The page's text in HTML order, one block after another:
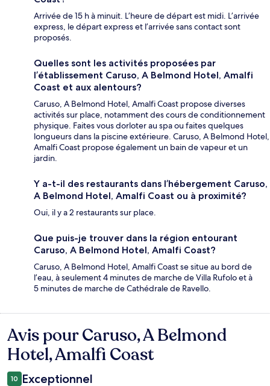
Arrivée de 15 h à minuit. L’heure de départ est midi. L’arrivée
express, le départ express et l’arrivée sans contact sont
proposés.
Quelles sont les activités proposées par
l’établissement Caruso, A Belmond Hotel, Amalfi
Coast et aux alentours?
Caruso, A Belmond Hotel, Amalfi Coast propose diverses
activités sur place, notamment des cours de conditionnement
physique. Faites vous dorloter au spa ou faites quelques
longueurs dans la piscine extérieure. Caruso, A Belmond Hotel,
Amalfi Coast propose également un bain de vapeur et un
jardin.
Y a-t-il des restaurants dans l’hébergement Caruso,
A Belmond Hotel, Amalfi Coast ou à proximité?
Oui, il y a 2 restaurants sur place.
Que puis-je trouver dans la région entourant
Caruso, A Belmond Hotel, Amalfi Coast?
Caruso, A Belmond Hotel, Amalfi Coast se situe au bord de
l’eau, à seulement 4 minutes de marche de Villa Rufolo et à
5 minutes de marche de Cathédrale de Ravello.
Avis
Avis pour Caruso, A Belmond
Hotel, Amalfi Coast
10 Exceptionnel